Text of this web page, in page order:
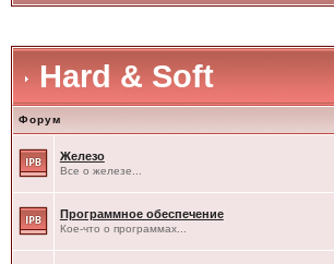
Hard & Soft
Форум
Железо
Все о железе...
Программное обеспечение
Кое-что о программах...